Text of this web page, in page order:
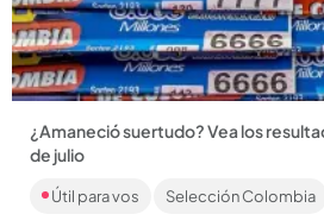
Compartir
¿Amaneció suertudo? Vea los
de julio
Encuentre los resultados de las
Tolima, además del Baloto,
Útil para vos Selección Colombia